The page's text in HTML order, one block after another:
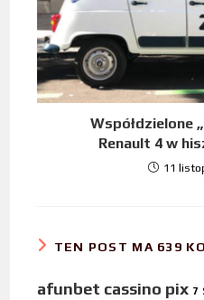
Współdzielone
Renault 4 w
11
TEN POST MA 639
afunbet cassino pix 7